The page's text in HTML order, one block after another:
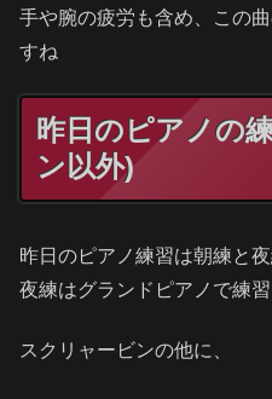
手や腕の疲労も含め、この
すね
昨日のピアノの
ン以外)
昨日のピアノ練習は朝練と
夜練はグランドピアノで練
スクリャービンの他に、